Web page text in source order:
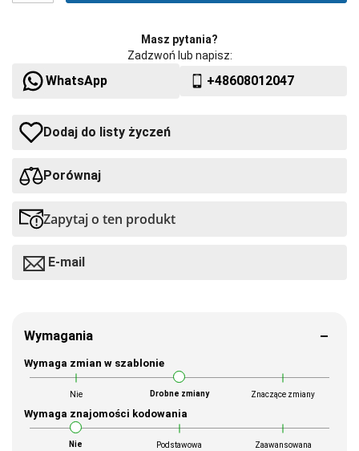
Masz pytania?
Zadzwoń lub napisz:
WhatsApp +48608012047
Dodaj do listy życzeń
Porównaj
Zapytaj o ten produkt
E-mail
Wymagania
Wymaga zmian w szablonie
Nie Drobne zmiany Znaczące zmiany
Wymaga znajomości kodowania
Nie Podstawowa Zaawansowana